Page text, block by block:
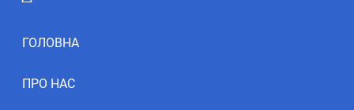
ГОЛОВНА
ПРО НАС